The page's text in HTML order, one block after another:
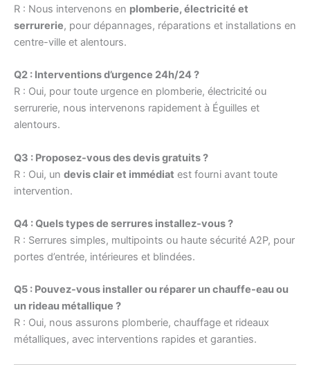
R : Nous intervenons en plomberie, électricité et
serrurerie, pour dépannages, réparations et installations en
centre-ville et alentours.
Q2 : Interventions d’urgence 24h/24 ?
R : Oui, pour toute urgence en plomberie, électricité ou
serrurerie, nous intervenons rapidement à Éguilles et
alentours.
Q3 : Proposez-vous des devis gratuits ?
R : Oui, un devis clair et immédiat est fourni avant toute
intervention.
Q4 : Quels types de serrures installez-vous ?
R : Serrures simples, multipoints ou haute sécurité A2P, pour
portes d’entrée, intérieures et blindées.
Q5 : Pouvez-vous installer ou réparer un chauffe-eau ou
un rideau métallique ?
R : Oui, nous assurons plomberie, chauffage et rideaux
métalliques, avec interventions rapides et garanties.